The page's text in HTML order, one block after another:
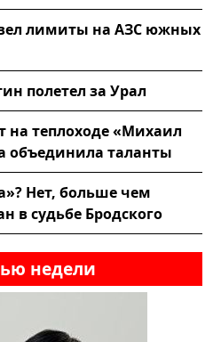
лимиты на АЗС южных
полетел за Урал
на теплоходе «Михаил
объединила таланты
Нет, больше чем
в судьбе Бродского
недели